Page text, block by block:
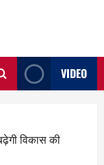
VIDEO
विकास की